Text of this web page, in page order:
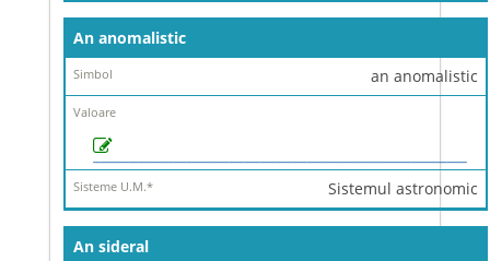
An anomalistic
an anomalistic
Sistemul astronomic
An sideral